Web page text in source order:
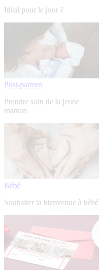
Idéal pour le jour J
Post-partum
Prendre soin de la jeune
maman
Bébé
Souhaiter la bienvenue à bébé